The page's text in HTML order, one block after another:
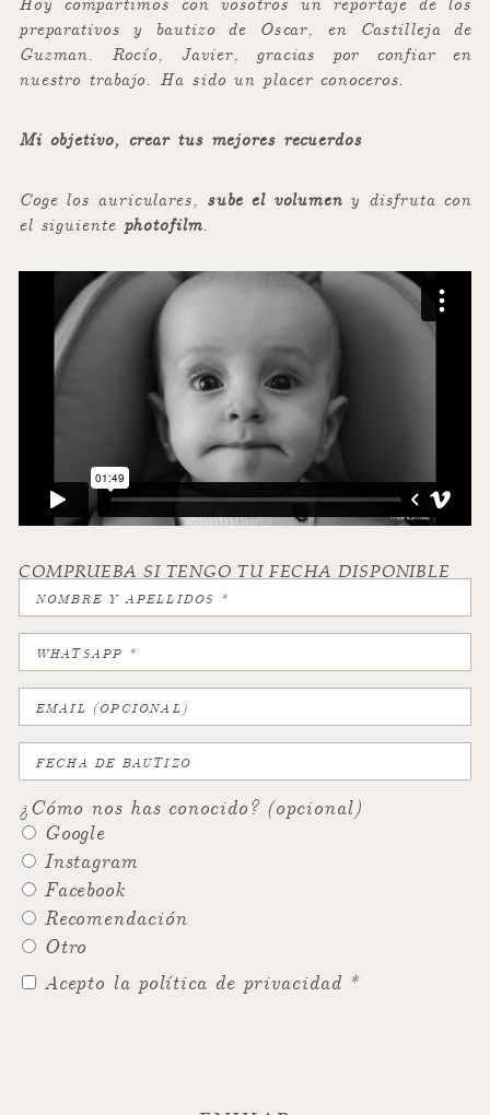
preparativos y bautizo de Oscar, en Castilleja de
Guzman. Rocío, Javier, gracias por confiar en
nuestro trabajo. Ha sido un placer conoceros.
Mi objetivo, crear tus mejores recuerdos
Coge los auriculares, sube el volumeny disfruta con
el siguiente photofilm.
COMPRUEBA SI TENGO TU FECHA DISPONIBLE
¿Cómo nos has conocido? (opcional)
Google
Instagram
Facebook
Recomendación
Otro
Acepto la política de privacidad *